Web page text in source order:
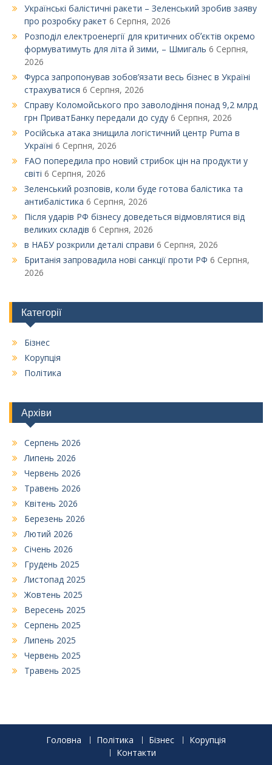
Українські балістичні ракети – Зеленський зробив заяву
про розробку ракет 6 Серпня, 2026
Розподіл електроенергії для критичних обʼєктів окремо
формуватимуть для літа й зими, – Шмигаль 6 Серпня,
2026
Фурса запропонував зобов’язати весь бізнес в Україні
страхуватися 6 Серпня, 2026
Справу Коломойського про заволодіння понад 9,2 млрд
грн ПриватБанку передали до суду 6 Серпня, 2026
Російська атака знищила логістичний центр Puma в
Україні 6 Серпня, 2026
FAO попередила про новий стрибок цін на продукти у
світі 6 Серпня, 2026
Зеленський розповів, коли буде готова балістика та
антибалістика 6 Серпня, 2026
Після ударів РФ бізнесу доведеться відмовлятися від
великих складів 6 Серпня, 2026
в НАБУ розкрили деталі справи 6 Серпня, 2026
Британія запровадила нові санкції проти РФ 6 Серпня,
2026
Категорії
Бізнес
Корупція
Політика
Архіви
Серпень 2026
Липень 2026
Червень 2026
Травень 2026
Квітень 2026
Березень 2026
Лютий 2026
Січень 2026
Грудень 2025
Листопад 2025
Жовтень 2025
Вересень 2025
Серпень 2025
Липень 2025
Червень 2025
Травень 2025
Головна Політика Бізнес
Корупція
Контакти